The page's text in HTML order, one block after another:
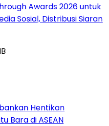
Awards 2026 untuk
Sosial, Distribusi Siaran
Hentikan
Bara di ASEAN